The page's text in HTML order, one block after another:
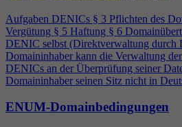
Aufgaben DENICs § 3 Pflichten des
Vergütung § 5 Haftung § 6
DENIC selbst (Direktverwaltung durch
Domaininhaber kann die Verwaltung
DENICs an der Überprüfung seiner
Domaininhaber seinen Sitz nicht in
ENUM-Domainbedingungen